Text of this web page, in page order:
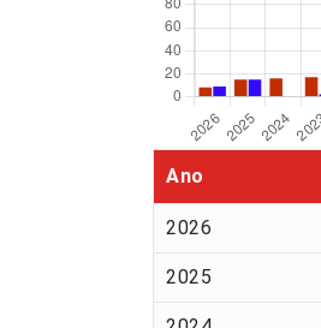
Ano
2026
2025